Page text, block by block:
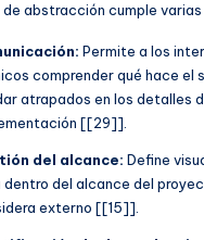
de abstracción cumple
Permite a los
comprender qué hace el
atrapados en los detalles
[[29]].
del alcance: Define
del alcance del
externo [[15]].